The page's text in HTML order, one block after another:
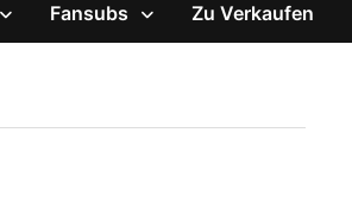
Fansubs Zu Verkaufen